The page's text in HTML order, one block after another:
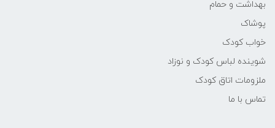
❌ مواد شوینده قوی
نوع بافت:
الیاف گیاهی – پلاستیک فری (Plastic-Free)
بهداشت و حمام
پوشاک
خواب کودک
شوینده لباس کودک و نوزاد
ملزومات اتاق کودک
تماس با ما